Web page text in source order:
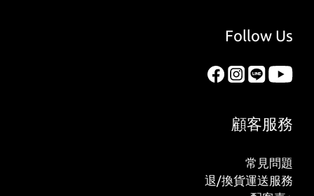
Follow Us
顧客服務
常見問題
退/換貨運送服務